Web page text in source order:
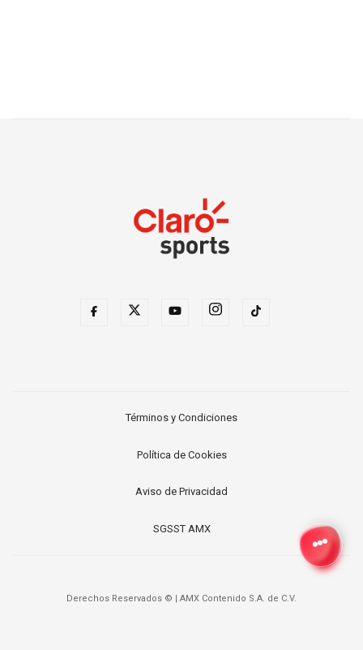
Términos y Condiciones
Política de Cookies
Aviso de Privacidad
SGSST AMX
Derechos Reservados © AMX Contenido S.A. de C.V.